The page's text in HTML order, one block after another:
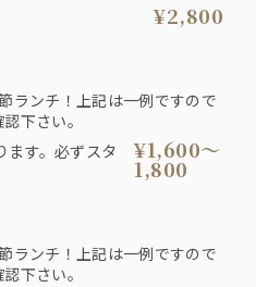
¥2,800
ランチ！上記は一例ですので
下さい。
ます。必ずスタ ¥1,600〜
1,800
ランチ！上記は一例ですので
下さい。